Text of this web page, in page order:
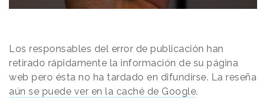
Los responsables del error de publicación han
retirado rápidamente la información de su página
web pero ésta no ha tardado en difundirse. La reseña
aún se puede ver en la caché de Google.